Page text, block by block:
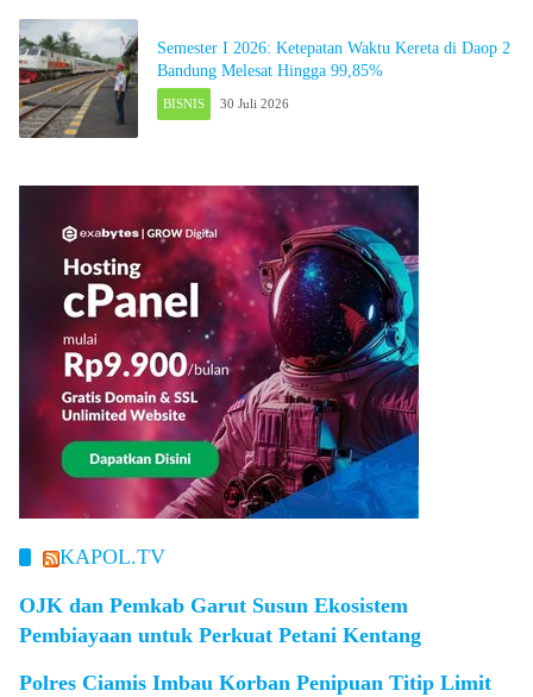
Semester I 2026: Ketepatan Waktu Kereta di Daop 2
Bandung Melesat Hingga 99,85%
BISNIS 30 Juli 2026
KAPOL.TV
OJK dan Pemkab Garut Susun Ekosistem
Pembiayaan untuk Perkuat Petani Kentang
Polres Ciamis Imbau Korban Penipuan Titip Limit